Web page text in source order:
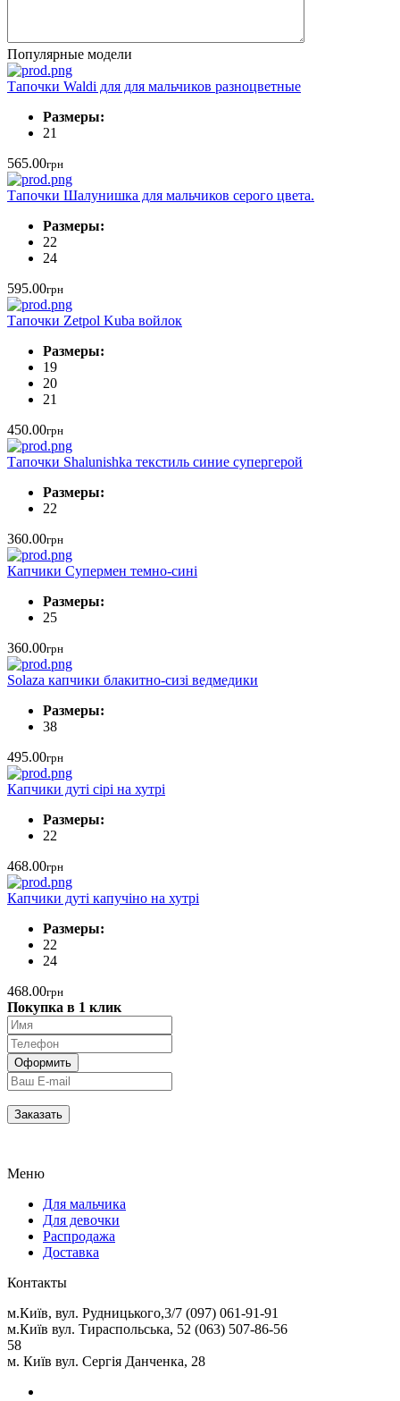
Популярные модели
Тапочки Waldi для для мальчиков разноцветные
Размеры:
21
565.00грн
Тапочки Шалунишка для мальчиков серого цвета.
Размеры:
22
24
595.00грн
Тапочки Zetpol Kuba войлок
Размеры:
19
20
21
450.00грн
Тапочки Shalunishka текстиль синие супергерой
Размеры:
22
360.00грн
Капчики Cупермен темно-сині
Размеры:
25
360.00грн
Solaza капчики блакитно-сизі ведмедики
Размеры:
38
495.00грн
Капчики дуті сірі на хутрі
Размеры:
22
468.00грн
Капчики дуті капучіно на хутрі
Размеры:
22
24
468.00грн
Покупка в 1 клик
Меню
Для мальчика
Для девочки
Распродажа
Доставка
Контакты
м.Київ, вул. Рудницького,3/7 (097) 061-91-91
м.Київ вул. Тираспольська, 52 (063) 507-86-56
58
м. Київ вул. Сергія Данченка, 28